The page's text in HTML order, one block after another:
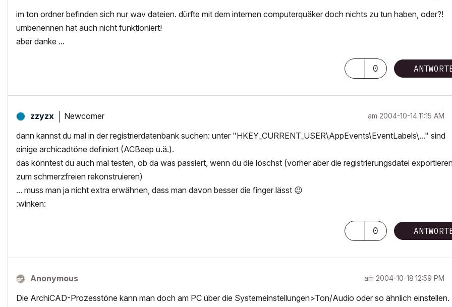
im ton ordner befinden sich nur wav dateien. dürfte mit dem internen computerquäker doch nichts zu tun haben, oder?!
umbenennen hat auch nicht funktioniert!
aber danke ...
0
zzyzx Newcomer am ‎2004-10-1411:15 AM
dann kannst du mal in der registrierdatenbank suchen: unter "HKEY_CURRENT_USER\AppEvents\EventLabels\..." sind
einige archicadtöne definiert (ACBeep u.ä.).
das könntest du auch mal testen, ob da was passiert, wenn du die löschst (vorher aber die registrierungsdatei
zum schmerzfreien rekonstruieren)
... muss man ja nicht extra erwähnen, dass man davon besser die finger lässt 😉
:winken:
0
Anonymous am ‎2004-10-18 12:59 PM
Die ArchiCAD-Prozesstöne kann man doch am PC über die Systemeinstellungen>Ton/Audio oder so ähnlich einstellen.